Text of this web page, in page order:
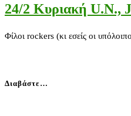
24/2 Κυριακή U.N.,
Φίλοι rockers (κι εσείς οι
Διαβάστε…